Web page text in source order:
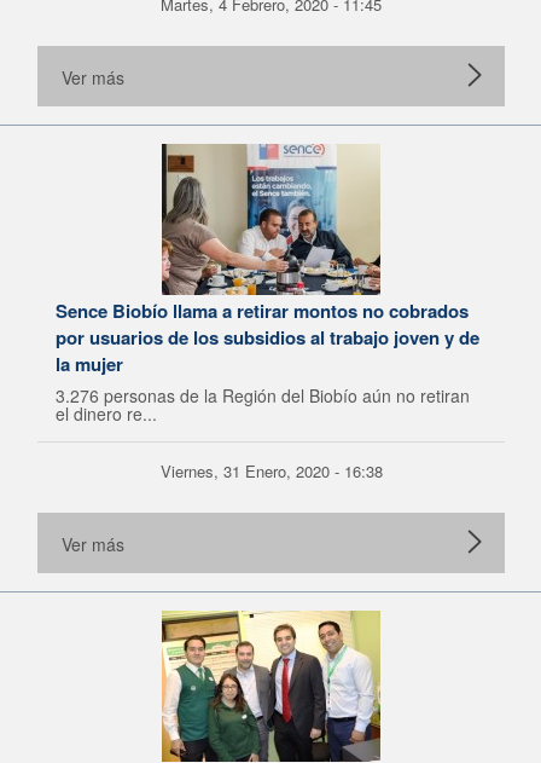
Ver más
Sence Biobío llama a retirar montos no cobrados
por usuarios de los subsidios al trabajo joven y de
la mujer
3.276 personas de la Región del Biobío aún no retiran
el dinero re...
Viernes, 31 Enero, 2020 - 16:38
Ver más